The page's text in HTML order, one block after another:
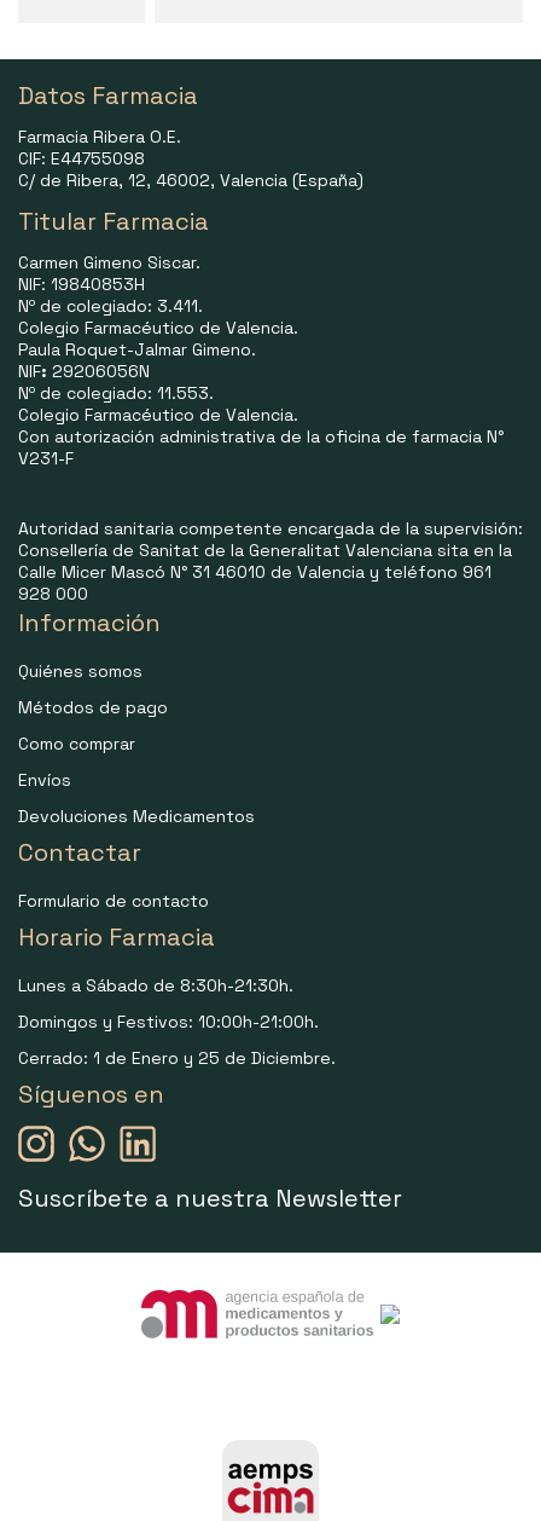
Datos Farmacia
Farmacia Ribera O.E.
CIF: E44755098
C/ de Ribera, 12, 46002, Valencia (España)
Titular Farmacia
Carmen Gimeno Siscar.
NIF: 19840853H
Nº de colegiado: 3.411.
Colegio Farmacéutico de Valencia.
Paula Roquet-Jalmar Gimeno.
NIF: 29206056N
Nº de colegiado: 11.553.
Colegio Farmacéutico de Valencia.
Con autorización administrativa de la oficina de farmacia N°
V231-F
Autoridad sanitaria competente encargada de la supervisión:
Consellería de Sanitat de la Generalitat Valenciana sita en la
Calle Micer Mascó N° 31 46010 de Valencia y teléfono 961
928 000
Información
Quiénes somos
Métodos de pago
Como comprar
Envíos
Devoluciones Medicamentos
Contactar
Formulario de contacto
Horario Farmacia
Lunes a Sábado de 8:30h-21:30h.
Domingos y Festivos: 10:00h-21:00h.
Cerrado: 1 de Enero y 25 de Diciembre.
Síguenos en
Suscríbete a nuestra Newsletter